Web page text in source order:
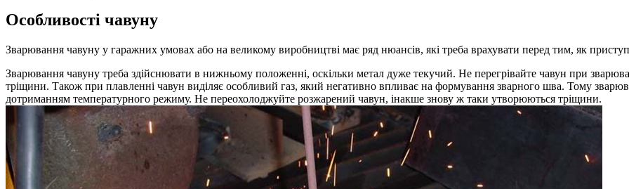
Особливості чавуну
Зварювання чавуну у гаражних умовах або на великому виробництві має ряд нюансів, які треба врахувати перед тим, як
Зварювання чавуну треба здійснювати в нижньому положенні, оскільки метал дуже текучий. Не перегрівайте чавун при
тріщини. Також при плавленні чавун виділяє особливий газ, який негативно впливає на формування зварного шва. Тому
дотриманням температурного режиму. Не переохолоджуйте розжарений чавун, інакше знову ж таки утворюються тріщини.